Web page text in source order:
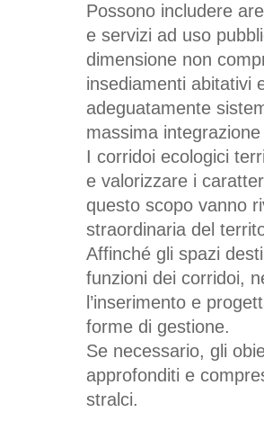
Possono includere
e servizi ad uso
dimensione non
insediamenti abitativi
adeguatamente
massima
I corridoi ecologici
e valorizzare i
questo scopo vanno
straordinaria del
Affinché gli spazi
funzioni dei corridoi,
l’inserimento e
forme di gestione.
Se necessario, gli
approfonditi e
stralci.